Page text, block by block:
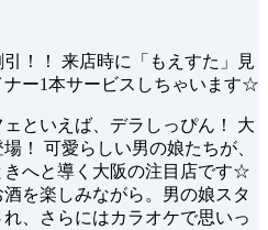
！！ 来店時に「もえすた」見
ナー1本サービスしちゃいます☆
といえば、デラしっぴん！ 大
！ 可愛らしい男の娘たちが、
きへと導く大阪の注目店です☆
を楽しみながら。男の娘スタ
、さらにはカラオケで思いっ